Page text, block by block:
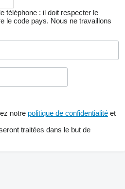
téléphone : il doit respecter le
le code pays. Nous ne travaillons
notre politique de confidentialité et
traitées dans le but de